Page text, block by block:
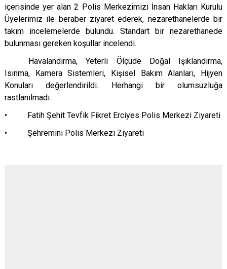
içerisinde yer alan 2 Polis Merkezimizi İnsan Hakları Kurulu
Üyelerimiz ile beraber ziyaret ederek, nezarethanelerde bir
takım incelemelerde bulundu. Standart bir nezarethanede
bulunması gereken koşullar incelendi.
Havalandırma, Yeterli Ölçüde Doğal Işıklandırma,
Isınma, Kamera Sistemleri, Kişisel Bakım Alanları, Hijyen
Konuları değerlendirildi. Herhangi bir olumsuzluğa
rastlanılmadı.
• Fatih Şehit Tevfik Fikret Erciyes Polis Merkezi Ziyareti
• Şehremini Polis Merkezi Ziyareti